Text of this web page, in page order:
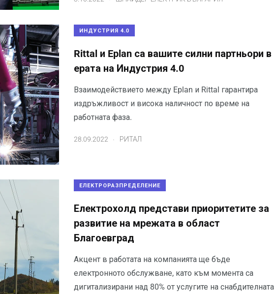
ИНДУСТРИЯ 4.0
Rittal и Eplan са вашите силни партньори в
ерата на Индустрия 4.0
Взаимодействието между Eplan и Rittal гарантира
издръжливост и висока наличност по време на
работната фаза.
28.09.2022 РИТАЛ
ЕЛЕКТРОРАЗПРЕДЕЛЕНИЕ
Електрохолд представи приоритетите за
развитие на мрежата в област
Благоевград
Акцент в работата на компанията ще бъде
електронното обслужване, като към момента са
дигитализирани над 80% от услугите на снабдителната